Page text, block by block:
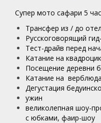
Супер мото сафари 5
Трансфер из / до
Русскоговорящий
Тест-драйв перед
Катание на
Посещение деревни
Катание на
Дегустация
ужин
великолепная шоу-
с юбками, фаир-шоу